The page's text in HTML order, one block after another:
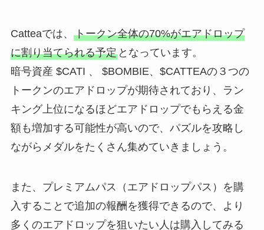
Catteaでは、 トークン全体の70%がエアドロップ
に割り当てられる予定となっています。
暗号資産 $CATI 、 $BOMBIE、$CATTEAの３つの
トークンのエアドロップが期待されており、ラン
キング上位になるほどエアドロップでもらえる金
額も増加する可能性が高いので、パズルを攻略し
ながらメダルをたくさん集めていきましょう。
また、プレミアムパス（エアドロップパス）を購
入することで追加の報酬を獲得できるので、より
多くのエアドロップを狙いたい人は購入してみる